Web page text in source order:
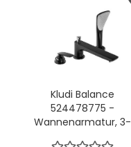
Kludi Balance
524478775 -
Wannenarmatur, 3-